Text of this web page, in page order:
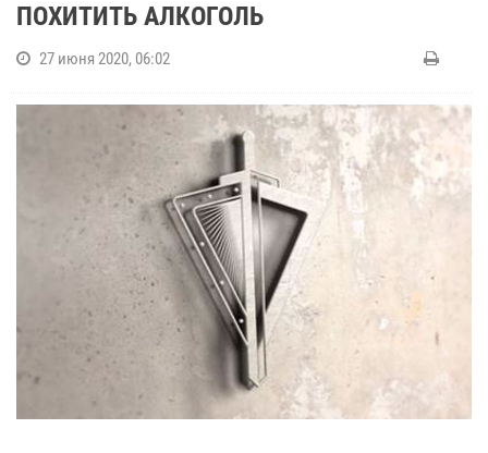
ПОХИТИТЬ АЛКОГОЛЬ
27 июня 2020, 06:02